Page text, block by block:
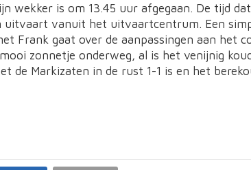
wekker is om 13.45 uur afgegaan. De tijd
vanuit het uitvaartcentrum. Een
Frank gaat over de aanpassingen aan
zonnetje onderweg, al is het venijnig
de Markizaten in de rust 1-1 is en het